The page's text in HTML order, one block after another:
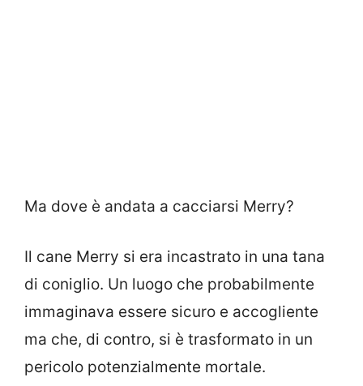
Ma dove è andata a cacciarsi Merry?
Il cane Merry si era incastrato in una tana
di coniglio. Un luogo che probabilmente
immaginava essere sicuro e accogliente
ma che, di contro, si è trasformato in un
pericolo potenzialmente mortale.